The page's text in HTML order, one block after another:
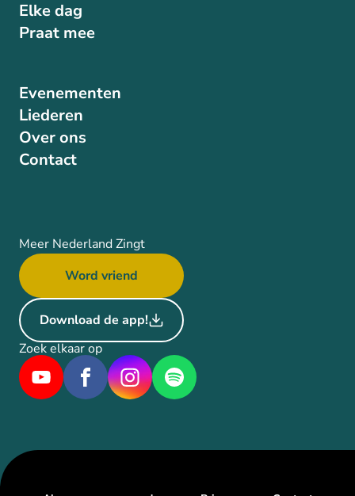
Elke dag
Praat mee
Evenementen
Liederen
Over ons
Contact
Meer Nederland Zingt
Word vriend
Download de app!
Zoek elkaar op